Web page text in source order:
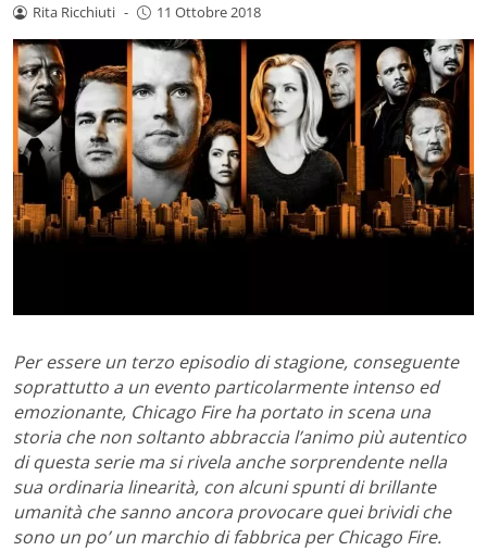
Rita Ricchiuti - 11 Ottobre 2018
Per essere un terzo episodio di stagione, conseguente
soprattutto a un evento particolarmente intenso ed
emozionante, Chicago Fire ha portato in scena una
storia che non soltanto abbraccia l’animo più autentico
di questa serie ma si rivela anche sorprendente nella
sua ordinaria linearità, con alcuni spunti di brillante
umanità che sanno ancora provocare quei brividi che
sono un po’ un marchio di fabbrica per Chicago Fire.